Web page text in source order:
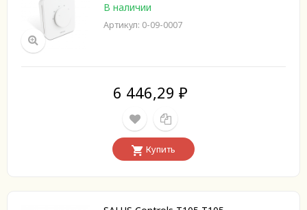
В наличии
Артикул: 0-09-0007
6 446,29 ₽
Купить